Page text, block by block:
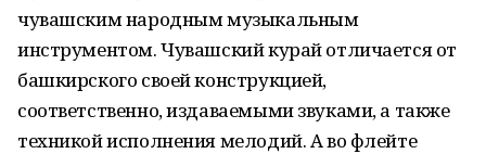
чувашским народным музыкальным
инструментом. Чувашский курай отличается от
башкирского своей конструкцией,
соответственно, издаваемыми звуками, а также
техникой исполнения мелодий. А во флейте